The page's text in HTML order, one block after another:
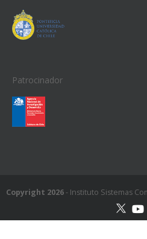
Patrocinador
Copyright 2026- Instituto Sistemas